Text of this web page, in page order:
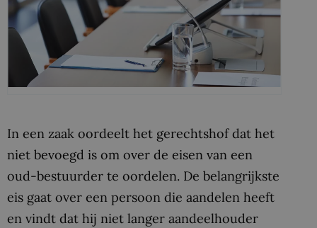
In een zaak oordeelt het gerechtshof dat het
niet bevoegd is om over de eisen van een
oud-bestuurder te oordelen. De belangrijkste
eis gaat over een persoon die aandelen heeft
en vindt dat hij niet langer aandeelhouder